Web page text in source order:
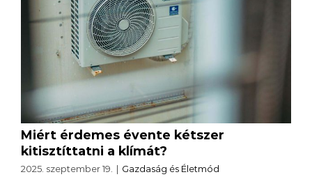
Miért érdemes évente kétszer
kitisztíttatni a klímát?
2025. szeptember 19. | Gazdaság és Életmód